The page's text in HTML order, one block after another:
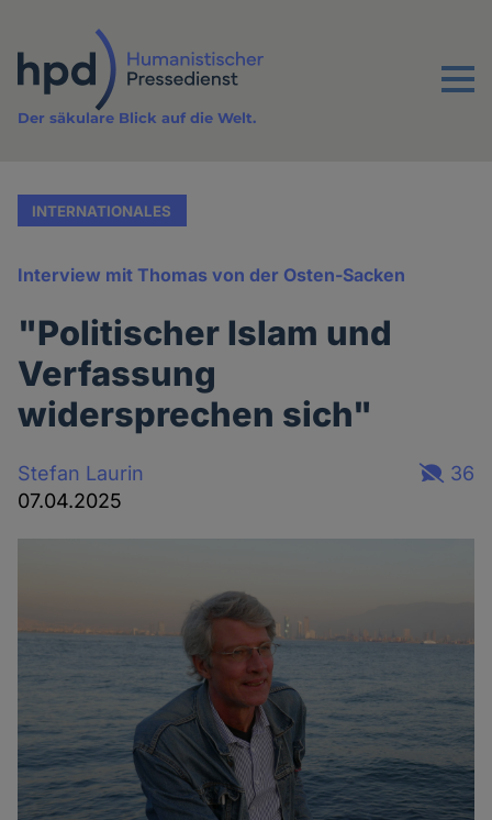
Inhalt
Menu
Der säkulare Blick auf die Welt.
INTERNATIONALES
Interview mit Thomas von der Osten-Sacken
"Politischer Islam und
Verfassung
widersprechen sich"
Stefan Laurin
07.04.2025
36